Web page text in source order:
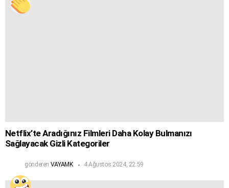
Netflix’te Aradığınız Filmleri Daha Kolay Bulmanızı
Sağlayacak Gizli Kategoriler
gönderen VAYAMK 4 Ağustos 2024, 22:59